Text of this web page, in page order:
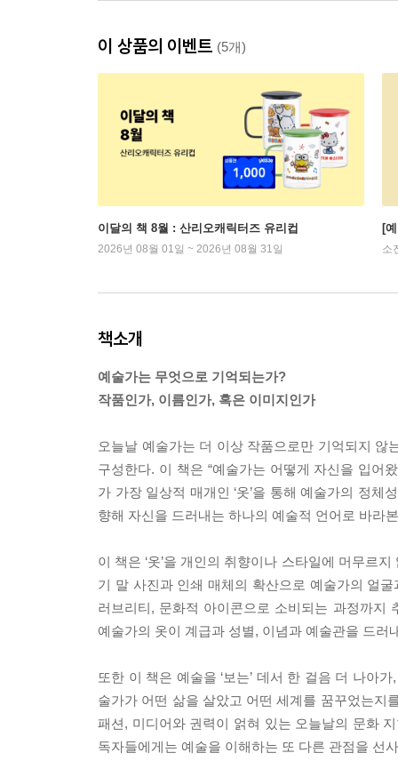
이 상품의 이벤트 (5개)
이달의 책 8월 : 산리오캐릭터즈 유리컵
2026년 08월 01일 ~ 2026년 08월 31일
[
소
책소개
예술가는 무엇으로 기억되는가?
작품인가, 이름인가, 혹은 이미지인가
오늘날 예술가는 더 이상 작품으로만 기억되지
구성한다. 이 책은 “예술가는 어떻게 자신을 입어
가 가장 일상적 매개인 ‘옷’을 통해 예술가의 정
향해 자신을 드러내는 하나의 예술적 언어로 바라
이 책은 ‘옷’을 개인의 취향이나 스타일에 머무르
기 말 사진과 인쇄 매체의 확산으로 예술가의 얼
러브리티, 문화적 아이콘으로 소비되는 과정까지
예술가의 옷이 계급과 성별, 이념과 예술관을 드러
또한 이 책은 예술을 ‘보는’ 데서 한 걸음 더 나아
술가가 어떤 삶을 살았고 어떤 세계를 꿈꾸었는지
패션, 미디어와 권력이 얽혀 있는 오늘날의 문화
독자들에게는 예술을 이해하는 또 다른 관점을 선